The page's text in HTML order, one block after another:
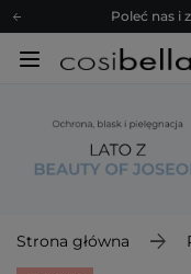
Poleć nas i
Zapisz
Z nami to
Poleć nas i
Zapisz
Strona główna